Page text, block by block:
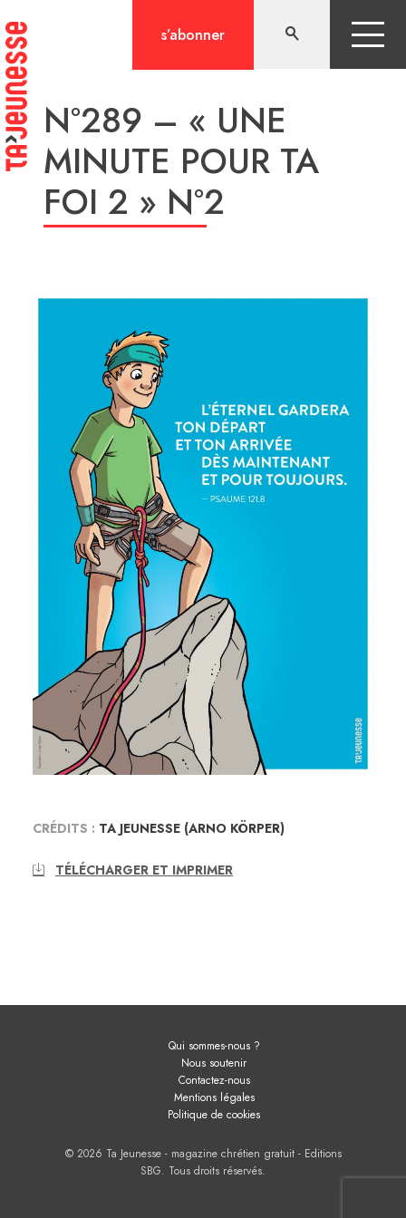
au
contenu
s’abonner
N°289 – « UNE
MINUTE POUR TA
FOI 2 » N°2
CRÉDITS : TA JEUNESSE (ARNO KÖRPER)
TÉLÉCHARGER ET IMPRIMER
Qui sommes-nous ?
Nous soutenir
Contactez-nous
Mentions légales
Politique de cookies
© 2026 Ta Jeunesse - magazine chrétien gratuit - Editions
SBG. Tous droits réservés.